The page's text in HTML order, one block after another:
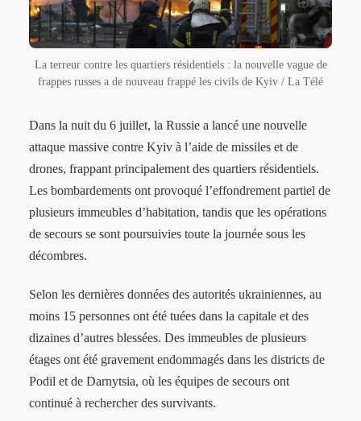
La terreur contre les quartiers résidentiels : la nouvelle vague de
frappes russes a de nouveau frappé les civils de Kyiv / La Télé
Dans la nuit du 6 juillet, la Russie a lancé une nouvelle
attaque massive contre Kyiv à l’aide de missiles et de
drones, frappant principalement des quartiers résidentiels.
Les bombardements ont provoqué l’effondrement partiel de
plusieurs immeubles d’habitation, tandis que les opérations
de secours se sont poursuivies toute la journée sous les
décombres.
Selon les dernières données des autorités ukrainiennes, au
moins 15 personnes ont été tuées dans la capitale et des
dizaines d’autres blessées. Des immeubles de plusieurs
étages ont été gravement endommagés dans les districts de
Podil et de Darnytsia, où les équipes de secours ont
continué à rechercher des survivants.